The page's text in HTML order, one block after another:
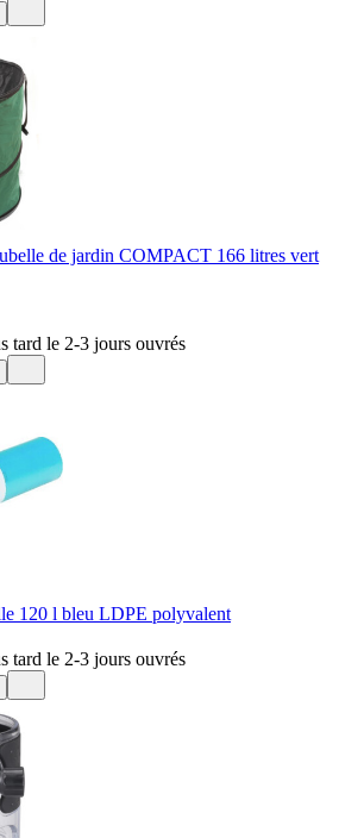
de jardin COMPACT 166 litres vert
tard le 2-3 jours ouvrés
120 l bleu LDPE polyvalent
tard le 2-3 jours ouvrés